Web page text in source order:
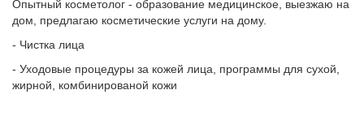
Опытный косметолог - образование медицинское, выезжаю на
дом, предлагаю косметические услуги на дому.
- Чистка лица
- Уходовые процедуры за кожей лица, программы для сухой,
жирной, комбинированой кожи